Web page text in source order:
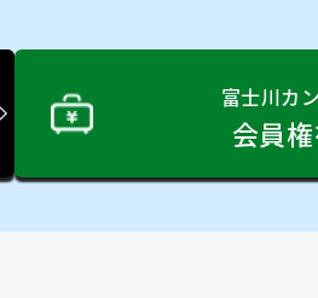
富士川カ
会員